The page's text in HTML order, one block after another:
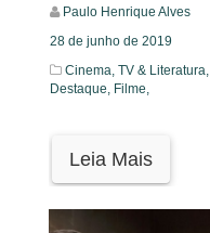
Paulo Henrique Alves
28 de junho de 2019
Cinema, TV & Literatura,
Destaque, Filme,
Leia Mais